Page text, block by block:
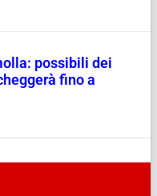
possibili dei
fino a